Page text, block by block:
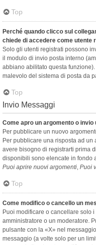
Top
Perché quando clicco sul
chiede di accedere come utente
Solo gli utenti registrati possono
il modulo di invio posta interno
abbiano abilitato questa
malevolo del sistema di posta da
Top
Invio Messaggi
Come apro un argomento o
Per pubblicare un nuovo
Per pubblicare una risposta ad un
avere bisogno di registrarti prima
disponibili sono elencate in fondo
Puoi aprire nuovi argomenti, Puoi
Top
Come modifico o cancello un
Puoi modificare o cancellare solo
amministratore o un moderatore.
pulsante con la «X» nel
messaggio (a volte solo per un